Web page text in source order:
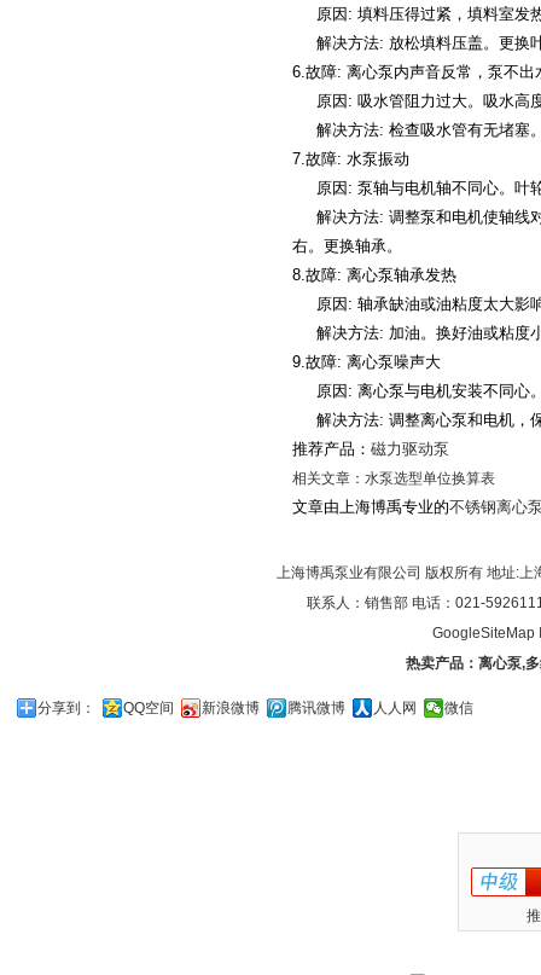
原因: 填料压得过紧，填料室发
解决方法: 放松填料压盖。更换
6.故障: 离心泵内声音反常，泵不出
原因: 吸水管阻力过大。吸水高
解决方法: 检查吸水管有无堵塞
7.故障: 水泵振动
原因: 泵轴与电机轴不同心。叶
解决方法: 调整泵和电机使轴线
右。更换轴承。
8.故障: 离心泵轴承发热
原因: 轴承缺油或油粘度太大影
解决方法: 加油。换好油或粘度
9.故障: 离心泵噪声大
原因: 离心泵与电机安装不同心
解决方法: 调整离心泵和电机，
推荐产品： 磁力驱动泵
相关文章： 水泵选型单位换算表
文章由上海博禹专业的不锈钢离心
上海博禹泵业有限公司 版权所有 地址:
联系人：销售部 电话：021-
GoogleSiteMap
热卖产品： 离心泵,
分享到： QQ空间 新浪微博 腾讯微博 人人网 微信